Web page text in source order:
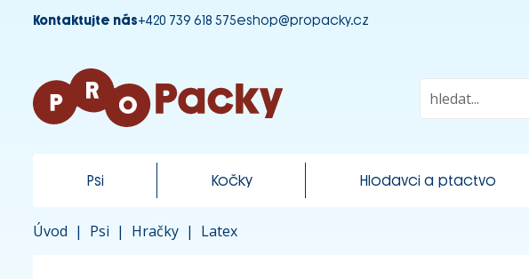
Kontaktujte nás+420 739 618 575eshop@propacky.cz
Psi Kočky Hlodavci a ptactvo
Úvod | Psi | Hračky | Latex